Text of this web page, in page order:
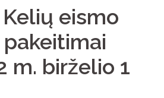
eismo
m. birželio 1